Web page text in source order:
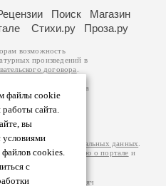
файлы cookie
сайта.
вы
условиями
файлов cookies.
с
Поиск
Магазин
Стихи.ру Проза.ру
возможность
произведений в
договора
принадлежат авторам
произведений возможна
вы можете
Ответственность за
на
обработки персональных данных
подробнуюинформацию о портале и
– порядка 100 тысяч